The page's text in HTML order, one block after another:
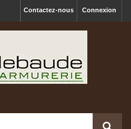
Connexion
Contactez-nous